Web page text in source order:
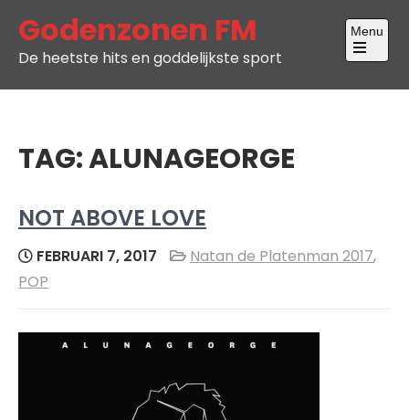
content
Godenzonen FM
De heetste hits en goddelijkste sport
Menu
Open
main
TAG:ALUNAGEORGE
NOT ABOVE LOVE
FEBRUARI 7, 2017 Natan de Platenman 2017,
POP